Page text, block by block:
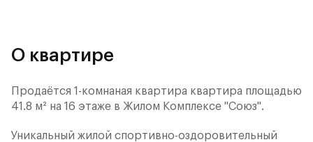
О квартире
Продаётся 1-комнаная квартира квартира площадью
41.8 м² на 16 этаже в Жилом Комплексе "Союз".
Уникальный жилой спортивно-оздоровительный